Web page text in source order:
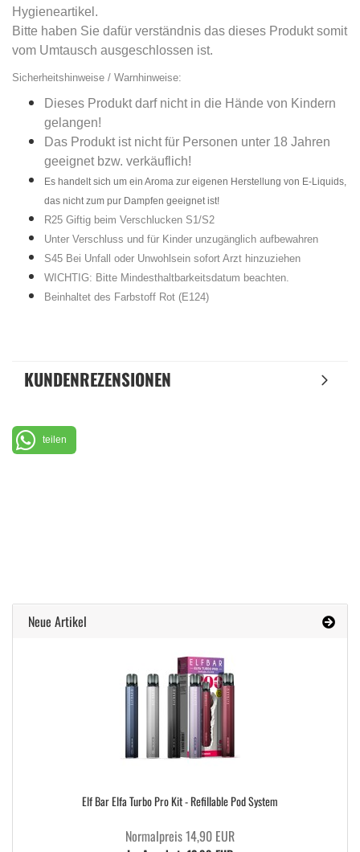
Hygieneartikel.
Bitte haben Sie dafür verständnis das dieses Produkt somit
vom Umtausch ausgeschlossen ist.
Sicherheitshinweise / Warnhinweise:
Dieses Produkt darf nicht in die Hände von Kindern
gelangen!
Das Produkt ist nicht für Personen unter 18 Jahren
geeignet bzw. verkäuflich!
Es handelt sich um ein Aroma zur eigenen Herstellung von E-Liquids,
das nicht zum pur Dampfen geeignet ist!
R25 Giftig beim Verschlucken S1/S2
Unter Verschluss und für Kinder unzugänglich aufbewahren
S45 Bei Unfall oder Unwohlsein sofort Arzt hinzuziehen
WICHTIG: Bitte Mindesthaltbarkeitsdatum beachten.
Beinhaltet des Farbstoff Rot (E124)
KUNDENREZENSIONEN
teilen
Neue Artikel
Elf Bar Elfa Turbo Pro Kit - Refillable Pod System
Normalpreis 14,90 EUR